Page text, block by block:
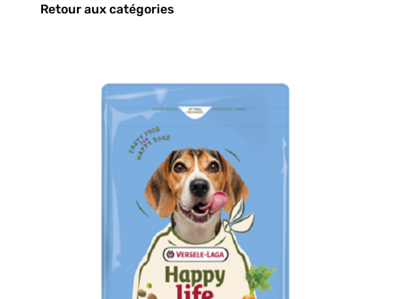
Retour aux catégories